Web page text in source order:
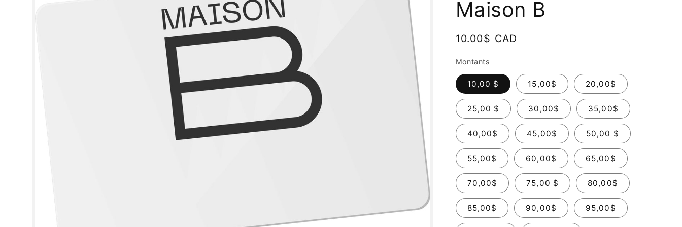
Maison B
Prix
10.00$ CAD
Montants
10,00 $ 15,00$ 20,00$
25,00 $ 30,00$ 35,00$
40,00$ 45,00$ 50,00 $
55,00$ 60,00$ 65,00$
70,00$ 75,00 $ 80,00$
85,00$ 90,00$ 95,00$